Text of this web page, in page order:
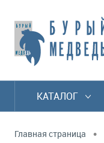
КАТАЛОГ
Главная страница •